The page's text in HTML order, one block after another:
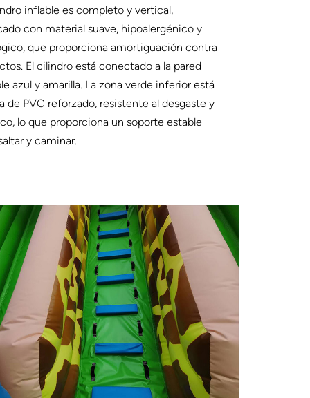
inflable es completo y vertical,
con material suave, hipoalergénico y
que proporciona amortiguación contra
El cilindro está conectado a la pared
azul y amarilla. La zona verde inferior está
de PVC reforzado, resistente al desgaste y
lo que proporciona un soporte estable
y caminar.